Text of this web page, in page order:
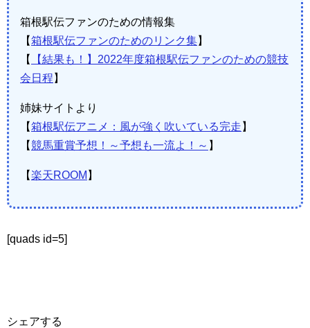
箱根駅伝ファンのための情報集
【箱根駅伝ファンのためのリンク集】
【
【結果も！】2022年度箱根駅伝ファンのための競技
会日程 】
姉妹サイトより
【箱根駅伝アニメ：風が強く吹いている完走 】
【競馬重賞予想！～予想も一流よ！～ 】
【楽天ROOM 】
[quads id=5]
シェアする